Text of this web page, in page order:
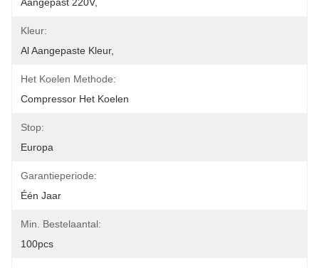
Kleur:
Al Aangepaste Kleur,
Het Koelen Methode:
Compressor Het Koelen
Stop:
Europa
Garantieperiode:
Één Jaar
Min. Bestelaantal:
100pcs